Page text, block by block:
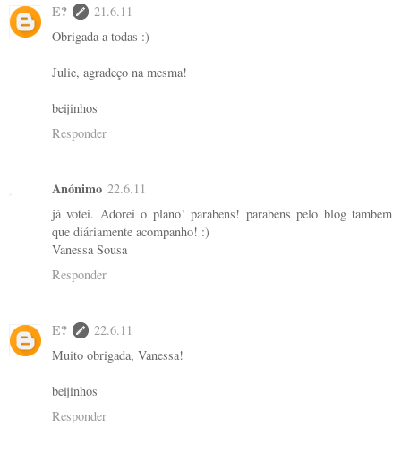
E?
21.6.11
Obrigada a todas :)
Julie, agradeço na mesma!
beijinhos
Responder
Anónimo 22.6.11
já votei. Adorei o plano! parabens! parabens pelo blog tambem
que diáriamente acompanho! :)
Vanessa Sousa
Responder
E?
22.6.11
Muito obrigada, Vanessa!
beijinhos
Responder